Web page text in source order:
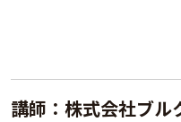
講師：株式会社ブ